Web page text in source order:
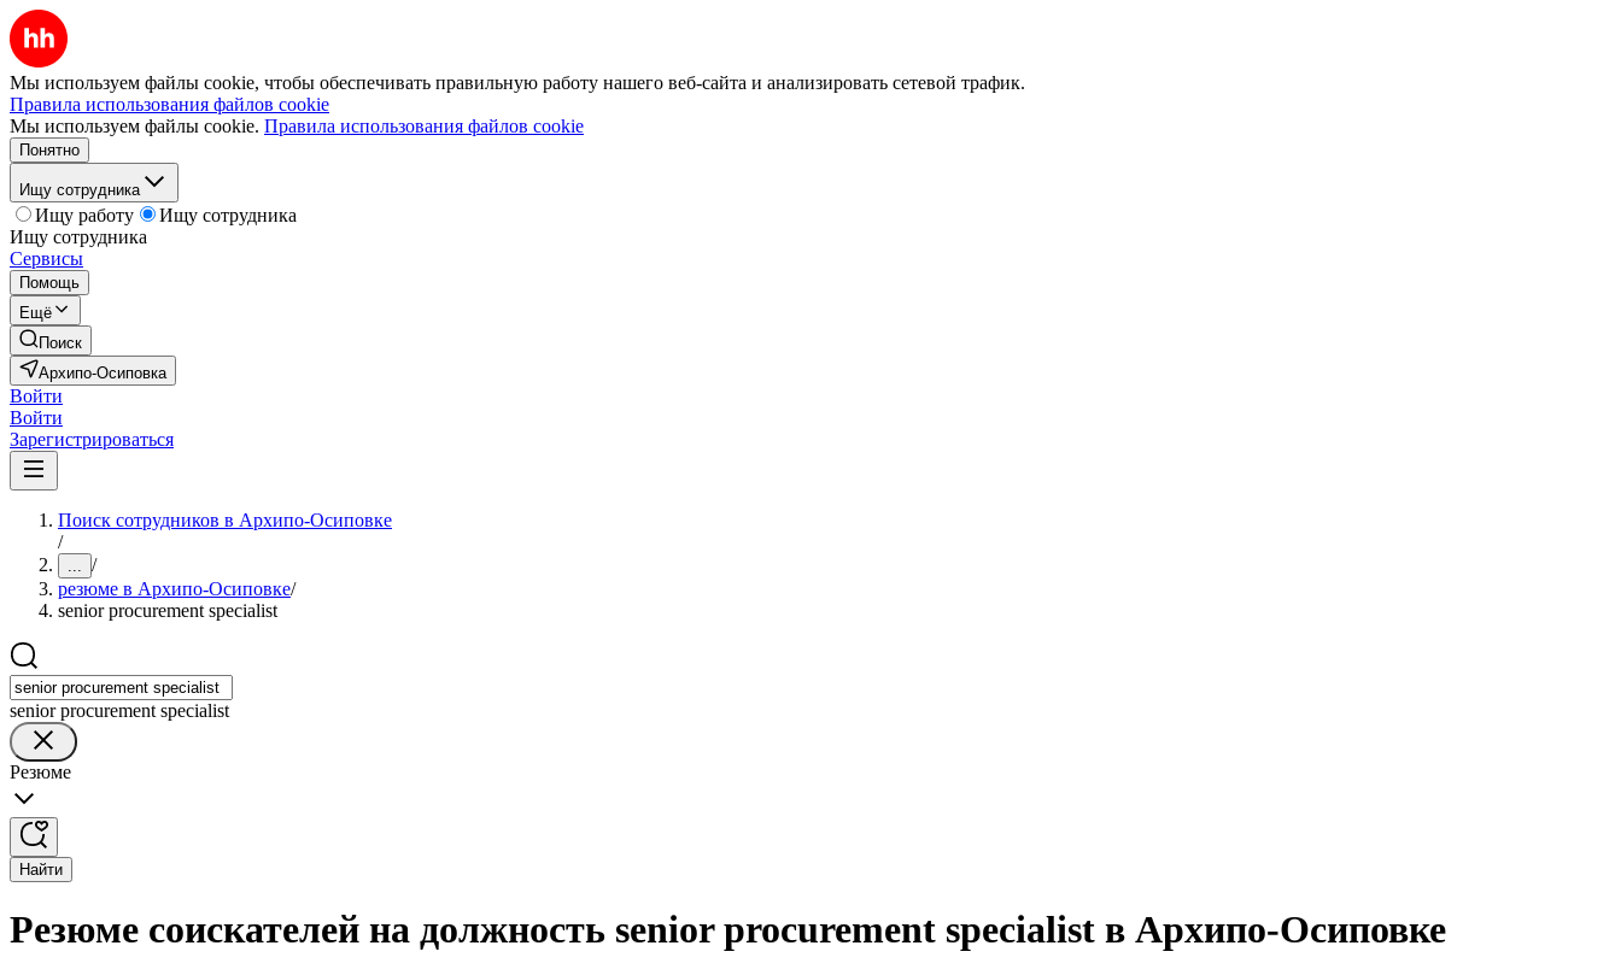
Мы используем файлы cookie, чтобы обеспечивать правильную работу нашего веб-сайта и анализировать сетевой трафик.
Правила использования файлов cookie
Мы используем файлы cookie. Правила использования файлов cookie
Понятно
Ищу сотрудника
Ищу работу
Ищу сотрудника
Ищу сотрудника
Сервисы
Помощь
Ещё
Поиск
Архипо-Осиповка
Войти
Войти
Зарегистрироваться
Поиск сотрудников в Архипо-Осиповке
/
... /
резюме в Архипо-Осиповке/
senior procurement specialist
senior procurement specialist
Резюме
Найти
Резюме соискателей на должность senior procurement specialist в Архипо-Осиповке